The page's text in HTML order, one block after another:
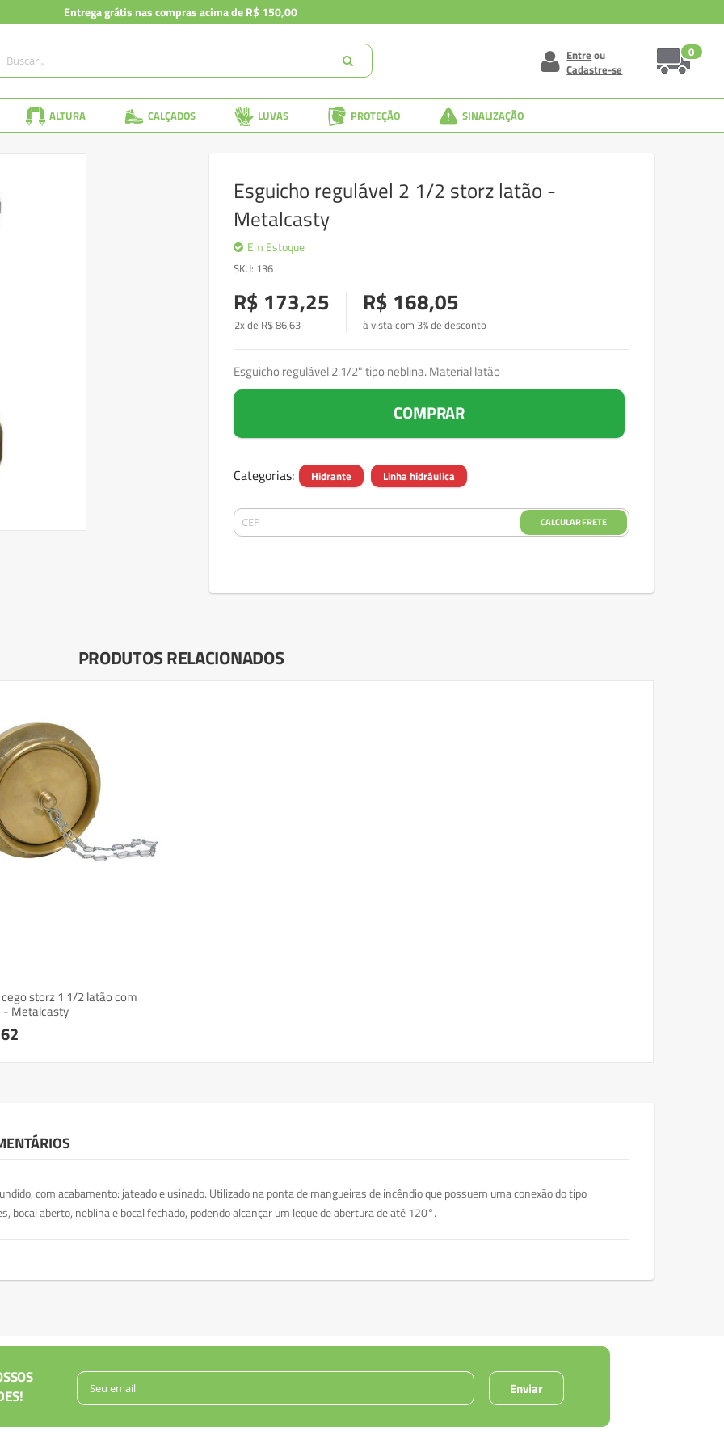
Entrega grátis nas compras acima de R$ 150,00
0
Entreou
Cadastre-se
ALTURA CALÇADOS LUVAS PROTEÇÃO SINALIZAÇÃO
Esguicho regulável 2 1/2 storz latão -
Metalcasty
Em Estoque
SKU 136
R$ 173,25
2x de R$86,63
R$ 168,05
à vista com 3% de desconto
Esguicho regulável 2.1/2" tipo neblina. Material latão
COMPRAR
Categorias: Hidrante Linha hidráulica
CALCULAR FRETE
PRODUTOS RELACIONADOS
storz 1 1/2 latão com
- Metalcasty
com acabamento: jateado e usinado. Utilizado na ponta de mangueiras de incêndio que possuem uma conexão do tipo
bocal aberto, neblina e bocal fechado, podendo alcançar um leque de abertura de até 120°.
Enviar